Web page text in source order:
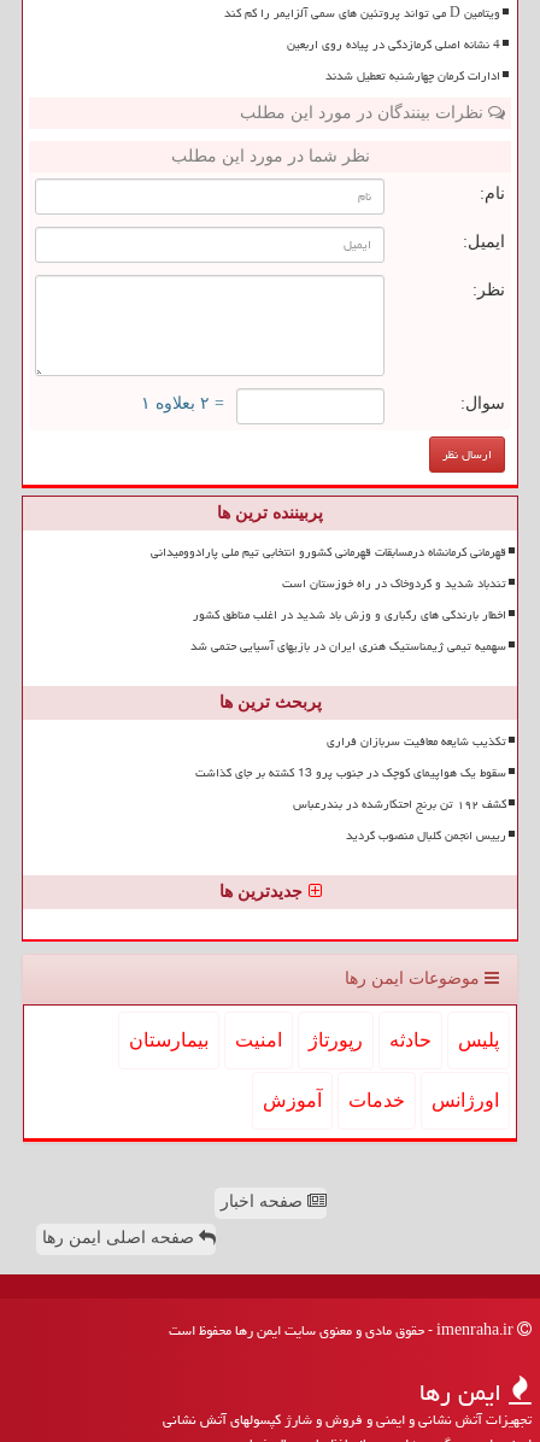
ویتامین D می تواند پروتئین های سمی آلزایمر را کم کند
4 نشانه اصلی گرمازدگی در پیاده روی اربعین
ادارات کرمان چهارشنبه تعطیل شدند
نظرات بینندگان در مورد این مطلب
نظر شما در مورد این مطلب
نام:
ایمیل:
نظر:
سوال: = ۲ بعلاوه ۱
پربیننده ترین ها
قهرمانی کرمانشاه درمسابقات قهرمانی کشورو انتخابی تیم ملی پارادوومیدانی
تندباد شدید و گردوخاک در راه خوزستان است
اخطار بارندگی های رگباری و وزش باد شدید در اغلب مناطق کشور
سهمیه تیمی ژیمناستیک هنری ایران در بازیهای آسیایی حتمی شد
پربحث ترین ها
تکذیب شایعه معافیت سربازان فراری
سقوط یک هواپیمای کوچک در جنوب پرو 13 کشته بر جای گذاشت
کشف ۱۹۲ تن برنج احتکارشده در بندرعباس
رییس انجمن گلبال منصوب گردید
جدیدترین ها
موضوعات ایمن رها
پلیس حادثه رپورتاژ امنیت بیمارستان
اورژانس خدمات آموزش
صفحه اخبار
صفحه اصلی ایمن رها
ایمن رها
تجهیزات آتش نشانی و ایمنی و فروش و شارژ کپسولهای آتش نشانی